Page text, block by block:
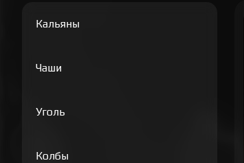
Кальяны
Чаши
Уголь
Колбы